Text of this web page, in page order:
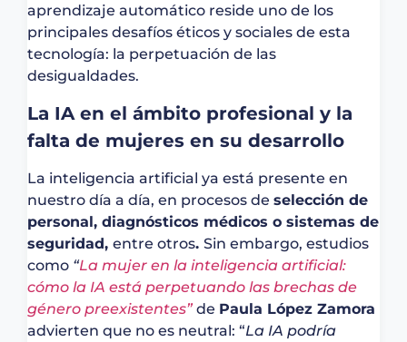
aprendizaje automático reside uno de los
principales desafíos éticos y sociales de esta
tecnología: la perpetuación de las
desigualdades.
La IA en el ámbito profesional y la
falta de mujeres en su desarrollo
La inteligencia artificial ya está presente en
nuestro día a día, en procesos de selección de
personal, diagnósticos médicos o sistemas de
seguridad, entre otros. Sin embargo, estudios
como “La mujer en la inteligencia artificial:
cómo la IA está perpetuando las brechas de
género preexistentes” de Paula López Zamora
advierten que no es neutral: “La IA podría